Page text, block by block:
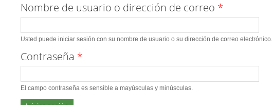
Nombre de usuario o dirección de correo *
Usted puede iniciar sesión con su nombre de usuario o su dirección de correo electrónico.
Contraseña *
El campo contraseña es sensible a mayúsculas y minúsculas.